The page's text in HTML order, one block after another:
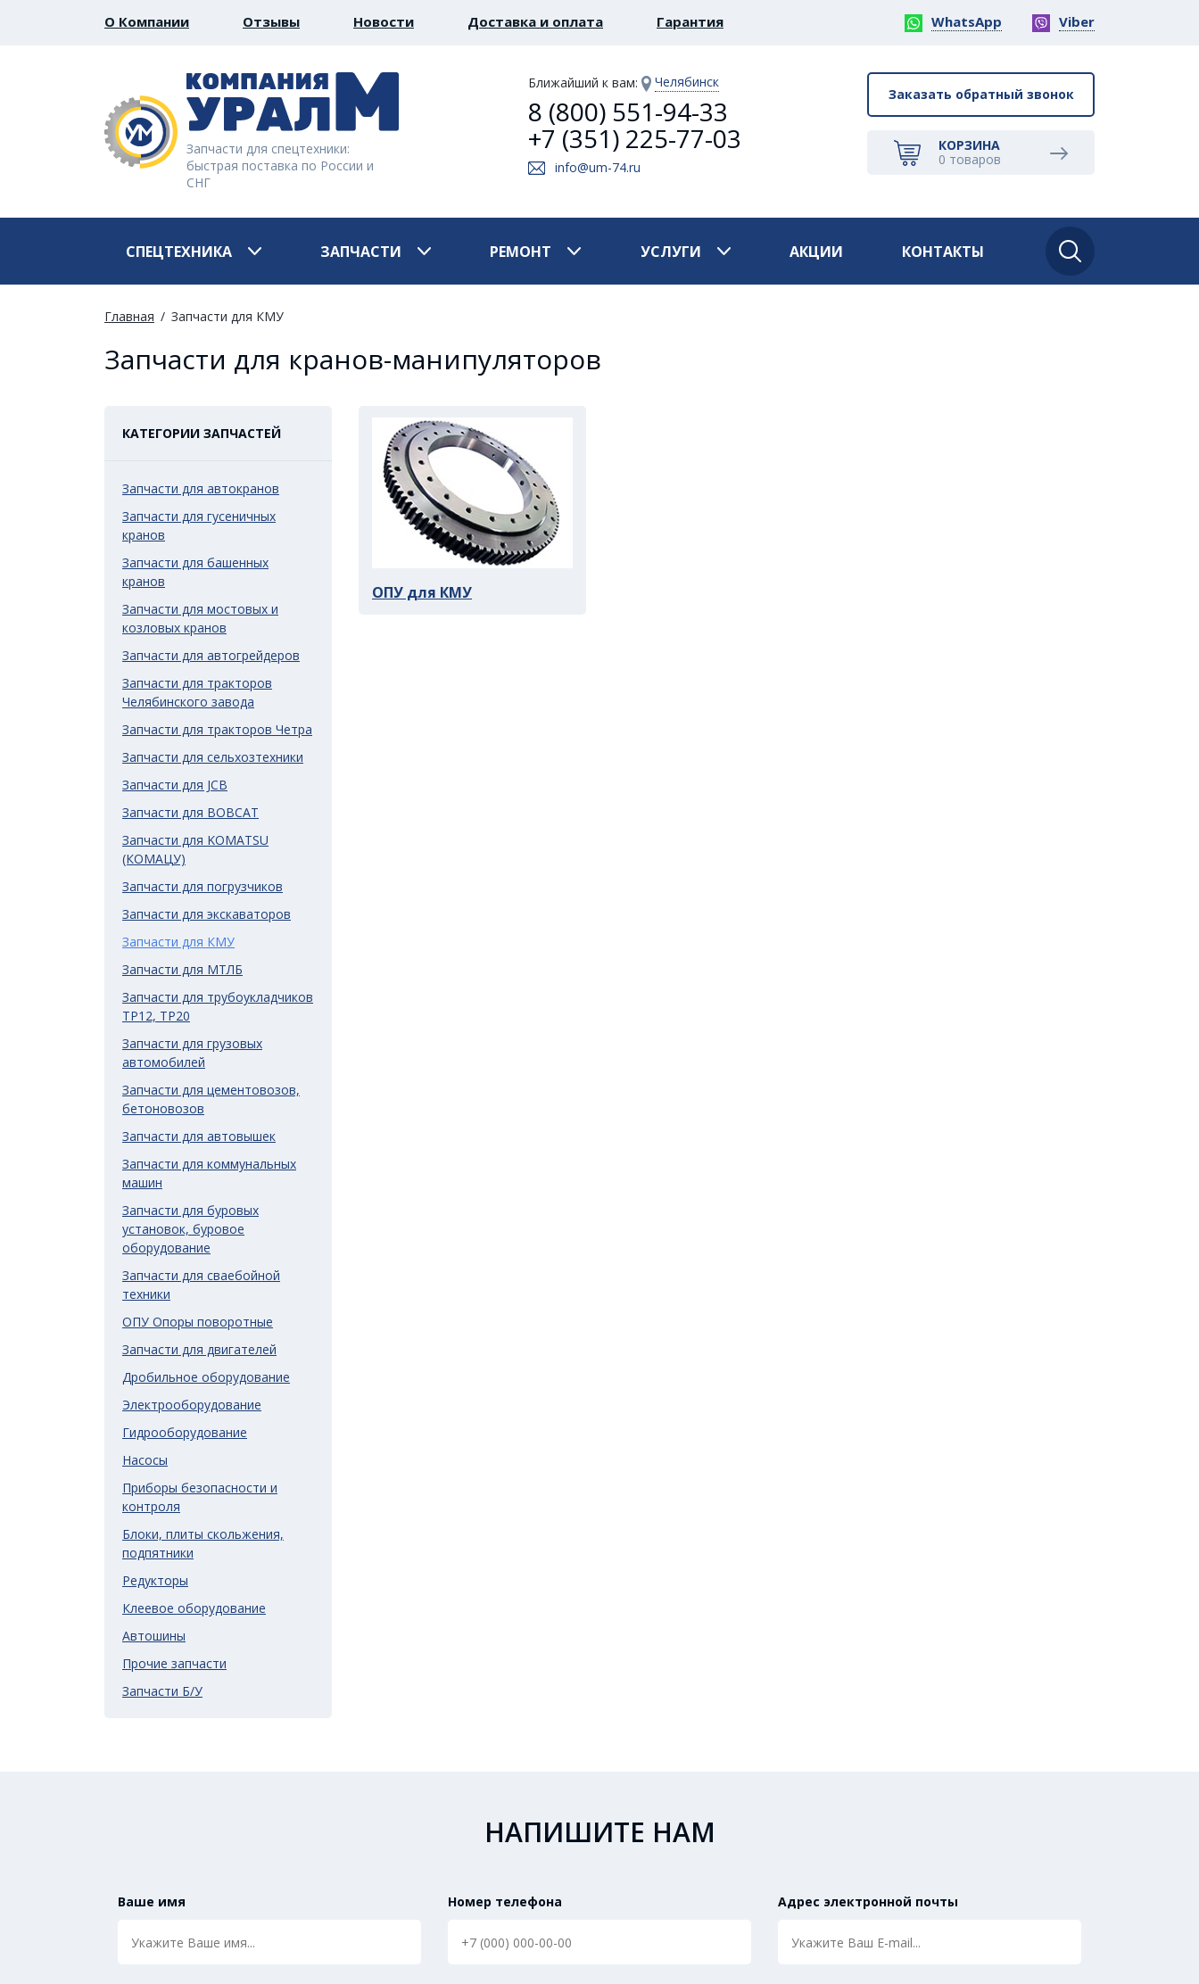
О Компании Отзывы Новости Доставка и оплата Гарантия WhatsApp Viber
Запчасти для спецтехники:
быстрая поставка по России и
СНГ
Ближайший к вам: Челябинск
8 (800) 551-94-33
+7 (351) 225-77-03
info@um-74.ru
Заказать обратный звонок
КОРЗИНА
0 товаров
СПЕЦТЕХНИКА ЗАПЧАСТИ РЕМОНТ УСЛУГИ АКЦИИ КОНТАКТЫ
Главная Запчасти для КМУ
Запчасти для кранов-манипуляторов
КАТЕГОРИИ ЗАПЧАСТЕЙ
Запчасти для автокранов
Запчасти для гусеничных
кранов
Запчасти для башенных
кранов
Запчасти для мостовых и
козловых кранов
Запчасти для автогрейдеров
Запчасти для тракторов
Челябинского завода
Запчасти для тракторов Четра
Запчасти для сельхозтехники
Запчасти для JCB
Запчасти для BOBCAT
Запчасти для KOMATSU
(КОМАЦУ)
Запчасти для погрузчиков
Запчасти для экскаваторов
Запчасти для КМУ
Запчасти для МТЛБ
Запчасти для трубоукладчиков
ТР12, ТР20
Запчасти для грузовых
автомобилей
Запчасти для цементовозов,
бетоновозов
Запчасти для автовышек
Запчасти для коммунальных
машин
Запчасти для буровых
установок, буровое
оборудование
Запчасти для сваебойной
техники
ОПУ Опоры поворотные
Запчасти для двигателей
Дробильное оборудование
Электрооборудование
Гидрооборудование
Насосы
Приборы безопасности и
контроля
Блоки, плиты скольжения,
подпятники
Редукторы
Клеевое оборудование
Автошины
Прочие запчасти
Запчасти Б/У
ОПУ для КМУ
НАПИШИТЕ НАМ
Ваше имя Номер телефона Адрес электронной почты